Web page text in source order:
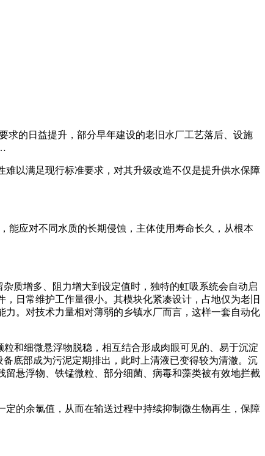
求的日益提升，部分早年建设的老旧水厂工艺落后、设施
以满足现行标准要求，对其升级改造不仅是提升供水保障
能应对不同水质的长期侵蚀，主体使用寿命长久，从根本
质增多、阻力增大到设定值时，独特的虹吸系统会自动启
日常维护工作量很小。其模块化紧凑设计，占地仅为老旧
。对技术力量相对薄弱的乡镇水厂而言，这样一套自动化
和细微悬浮物脱稳，相互结合形成肉眼可见的、易于沉淀
底部成为污泥定期排出，此时上清液已变得较为清澈。沉
悬浮物、铁锰微粒、部分细菌、病毒和藻类被有效地拦截
的余氯值，从而在输送过程中持续抑制微生物再生，保障